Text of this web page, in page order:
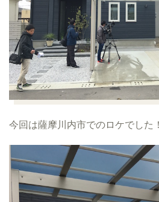
今回は薩摩川内市でのロケでした！